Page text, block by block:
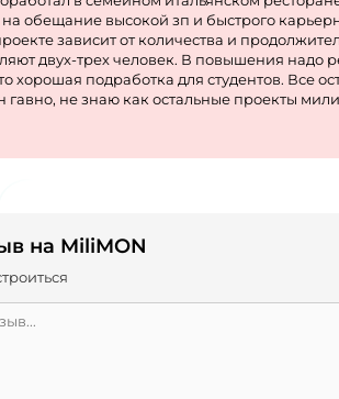
обещание высокой зп и быстрого
зависит от количества и
двух-трех человек. В повышения надо
хорошая подработка для студентов. Все
гавно, не знаю как остальные проекты
на MiliMON